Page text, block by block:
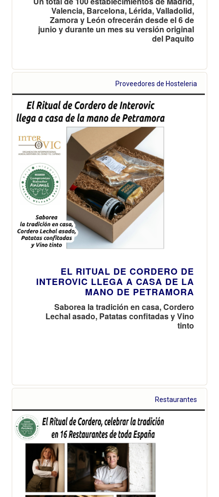
Valencia, Barcelona, Lérida, Valladolid,
Zamora y León ofrecerán desde el 6 de
junio y durante un mes su versión original
del Paquito
Proveedores de Hosteleria
EL RITUAL DE CORDERO DE
INTEROVIC LLEGA A CASA DE LA
MANO DE PETRAMORA
Saborea la tradición en casa, Cordero
Lechal asado, Patatas confitadas y Vino
tinto
Restaurantes